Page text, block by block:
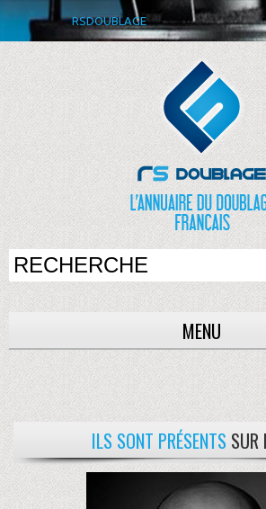
RSDOUBLAGE
MENU
ILS SONT PRÉSENTS SUR